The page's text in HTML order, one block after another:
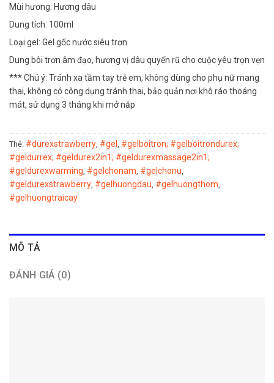
Mùi hương: Hương dâu
Dung tích: 100ml
Loại gel: Gel gốc nước siêu trơn
Dung bôi trơn âm đạo, hương vị dâu quyến rũ cho cuộc yêu trọn vẹn
*** Chú ý: Tránh xa tầm tay trẻ em, không dùng cho phụ nữ mang
thai, không có công dụng tránh thai, bảo quản nơi khô ráo thoáng
mát, sử dụng 3 tháng khi mở nắp
Thẻ: #durexstrawberry #gel
#gelboitron; #gelboitrondurex;
#geldurrex; #geldurex2in1; #geldurexmassage2in1;
#geldurexwarming #gelchonam #gelchonu
#geldurexstrawberry #gelhuongdau #gelhuongthom
#gelhuongtraicay
MÔ TẢ
ĐÁNH GIÁ (0)